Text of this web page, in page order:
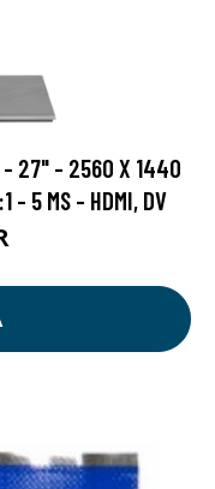
- 27" - 2560 X 1440
- 5 MS - HDMI, DV